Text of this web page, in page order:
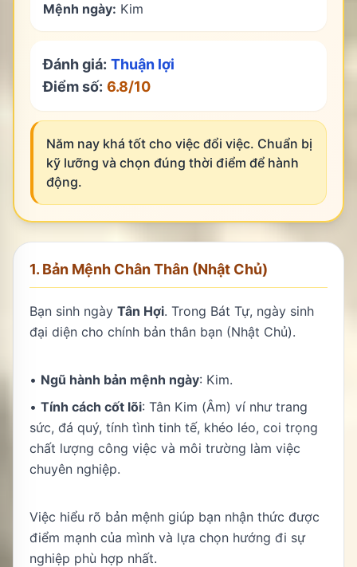
Mệnh ngày: Kim
Đánh giá: Thuận lợi
Điểm số: 6.8/10
Năm nay khá tốt cho việc đổi việc. Chuẩn bị
kỹ lưỡng và chọn đúng thời điểm để hành
động.
1. Bản Mệnh Chân Thân (Nhật Chủ)
Bạn sinh ngày Tân Hợi. Trong Bát Tự, ngày sinh
đại diện cho chính bản thân bạn (Nhật Chủ).
• Ngũ hành bản mệnh ngày: Kim.
• Tính cách cốt lõi: Tân Kim (Âm) ví như trang
sức, đá quý, tính tình tinh tế, khéo léo, coi trọng
chất lượng công việc và môi trường làm việc
chuyên nghiệp.
Việc hiểu rõ bản mệnh giúp bạn nhận thức được
điểm mạnh của mình và lựa chọn hướng đi sự
nghiệp phù hợp nhất.